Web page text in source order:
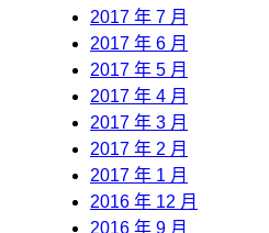
2017 年 7 月
2017 年 6 月
2017 年 5 月
2017 年 4 月
2017 年 3 月
2017 年 2 月
2017 年 1 月
2016 年 12 月
2016 年 9 月